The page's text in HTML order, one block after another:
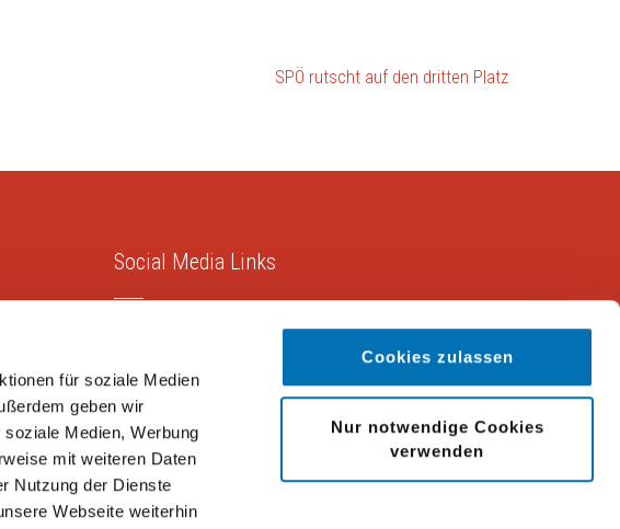
für soziale Medien
geben wir
Medien, Werbung
mit weiteren Daten
Nutzung der Dienste
Webseite weiterhin
Cookies zulassen
Nur notwendige Cookies
verwenden
SPÖ rutscht auf den dritten Platz
Social Media Links